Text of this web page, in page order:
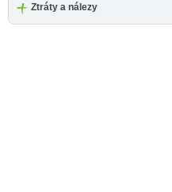
Ztráty a nálezy